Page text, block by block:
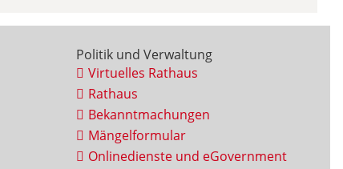
Politik und Verwaltung
Virtuelles Rathaus
Rathaus
Bekanntmachungen
Mängelformular
Onlinedienste und eGovernment